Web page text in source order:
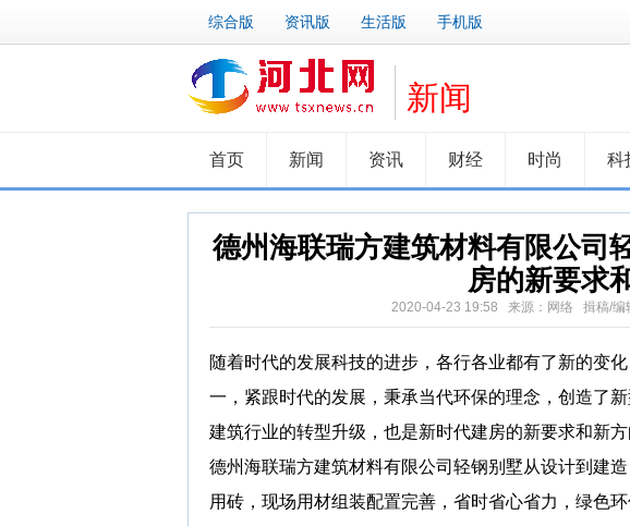
综合版 资讯版 生活版 手机版
新闻
首页 新闻 资讯 财经 时尚 科
德州海联瑞方建筑材料有限公司
房的新要求
2020-04-23 19:58 来源：网络 揖稿/编
随着时代的发展科技的进步，各行各业都有了新的变
一，紧跟时代的发展，秉承当代环保的理念，创造了
建筑行业的转型升级，也是新时代建房的新要求和新方
德州海联瑞方建筑材料有限公司轻钢别墅从设计到建
用砖，现场用材组装配置完善，省时省心省力，绿色